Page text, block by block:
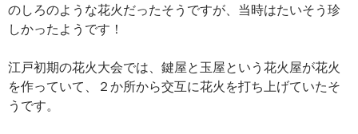
のしろのような花火だったそうですが、当時はたいそう珍
しかったようです！
江戸初期の花火大会では、鍵屋と玉屋という花火屋が花火
を作っていて、２か所から交互に花火を打ち上げていたそ
うです。